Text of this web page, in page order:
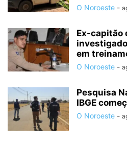
O Noroeste -
Ex-capitão
em
O Noroeste -
Pesquisa
IBGE
O Noroeste -